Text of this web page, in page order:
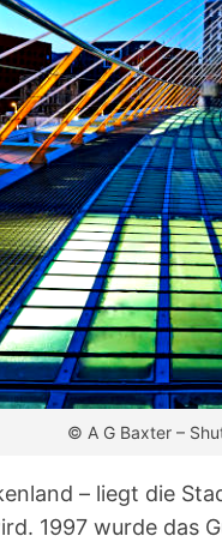
© A G Baxter –
– liegt die
1997 wurde das